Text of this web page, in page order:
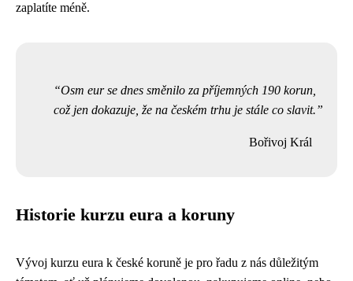
zaplatíte méně.
Osm eur se dnes směnilo za příjemných 190 korun,
což jen dokazuje, že na českém trhu je stále co slavit.
Bořivoj Král
Historie kurzu eura a koruny
Vývoj kurzu eura k české koruně je pro řadu z nás důležitým